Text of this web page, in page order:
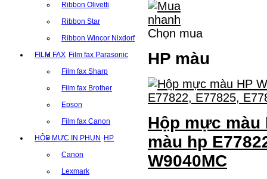
Ribbon Olivetti
Ribbon Star
Ribbon Wincor Nixdorf
FILM FAX Film fax Parasonic
Film fax Sharp
Film fax Brother
Epson
Film fax Canon
HỘP MỰC IN PHUN HP
Canon
Lexmark
Chọn mua
HP màu
Hộp mực màu
màu hp
W9040MC